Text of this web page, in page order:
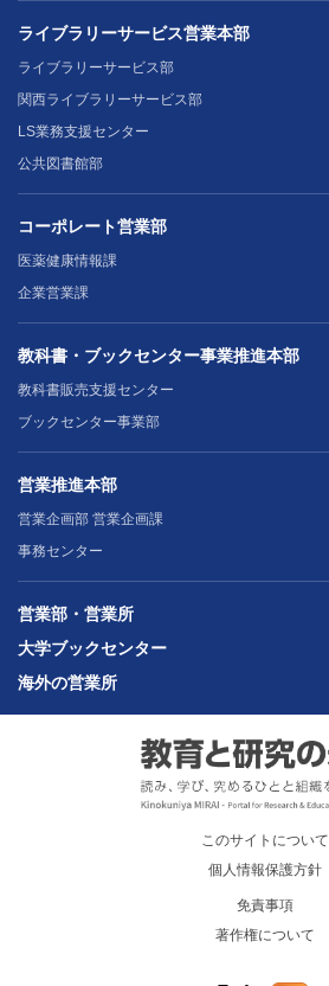
ライブラリーサービス営業本部
ライブラリーサービス部
関西ライブラリーサービス部
LS業務支援センター
公共図書館部
コーポレート営業部
医薬健康情報課
企業営業課
教科書・ブックセンター事業推進本部
教科書販売支援センター
ブックセンター事業部
営業推進本部
営業企画部 営業企画課
事務センター
営業部・営業所
大学ブックセンター
海外の営業所
このサイトについて
個人情報保護方針
免責事項
著作権について